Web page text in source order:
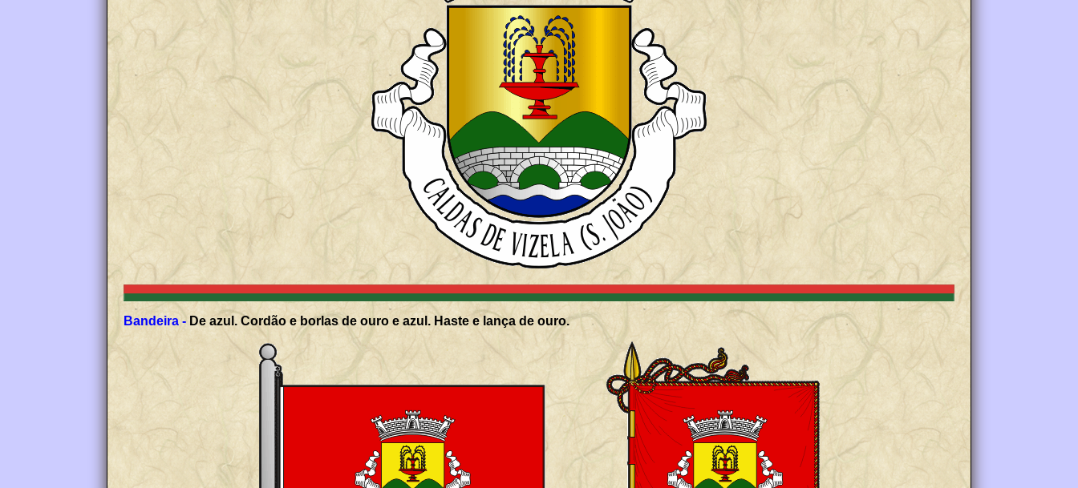
Bandeira - De azul. Cordão e borlas de ouro e azul. Haste e lança de ouro.